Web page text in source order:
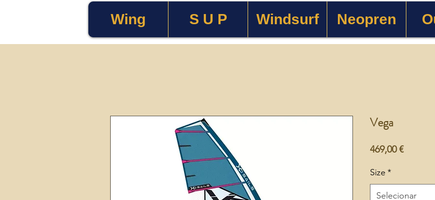
Wing S U P Windsurf Neopren
Vega
469,00 €Preço
Size *
Selecionar